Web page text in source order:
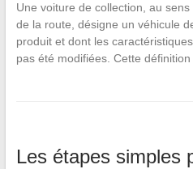
Une voiture de collection, au sens
de la route, désigne un véhicule
produit et dont les
pas été modifiées. Cette
Les étapes simples